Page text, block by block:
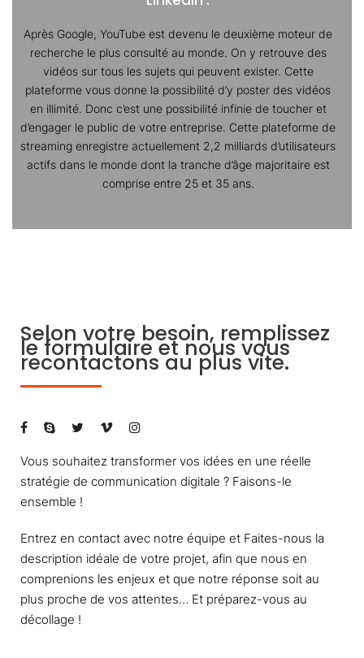
Après Google, YouTube est devenu le deuxième moteur de
recherche le plus consulté au monde. On y retrouve des
vidéos sur tous les sujets qui peuvent exister. Cette
plateforme vous donne la possibilité d’y poster des vidéos
en illimité. Donc c’est une possibilité infinie de toucher et
d’engager le public de votre entreprise. Cette plateforme de
streaming enregistre actuellement 2,2 milliards d’utilisateurs
actifs dans le monde dont la tranche d’âge majoritaire est
comprise entre 25 et 35 ans.
Selon votre besoin, remplissez
le formulaire et nous vous
recontactons au plus vite.
Vous souhaitez transformer vos idées en une réelle
stratégie de communication digitale ? Faisons-le
ensemble !
Entrez en contact avec notre équipe et Faites-nous la
description idéale de votre projet, afin que nous en
comprenions les enjeux et que notre réponse soit au
plus proche de vos attentes… Et préparez-vous au
décollage !